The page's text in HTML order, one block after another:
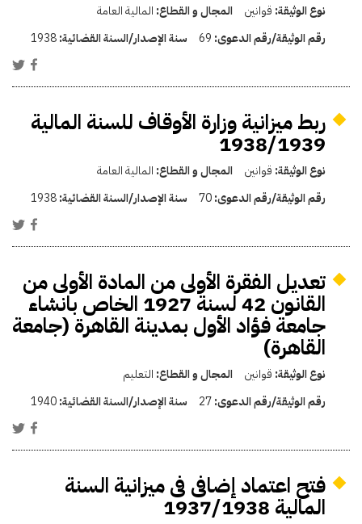
نوع الوثيقة: قوانين المجال و القطاع: المالية العامة
رقم الوثيقة/رقم الدعوى: 69 سنة الإصدار/السنة القضائية:1938
ربط ميزانية وزارة الأوقاف للسنة المالية
1938/1939
نوع الوثيقة: قوانين المجال و القطاع: المالية العامة
رقم الوثيقة/رقم الدعوى:70 سنة الإصدار/السنة القضائية:1938
تعديل الفقرة الأولى من المادة الأولى من
القانون 42 لسنة 1927 الخاص بانشاء
جامعة فؤاد الأول بمدينة القاهرة (جامعة
القاهرة)
نوع الوثيقة: قوانين المجال و القطاع: التعليم
رقم الوثيقة/رقم الدعوى:27 سنة الإصدار/السنة القضائية:1940
فتح اعتماد إضافى فى ميزانية السنة
المالية 1937/1938